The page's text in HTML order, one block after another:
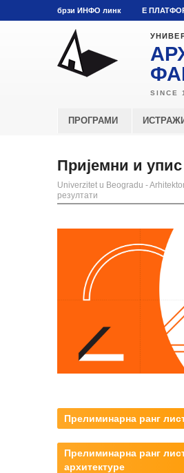
брзи ИНФО линк E
ПРОГРАМИ
Пријемни и
Univerzitet u Beogradu -
резултати
Прелиминарна ранг
Прелиминарна ранг
архитектуре